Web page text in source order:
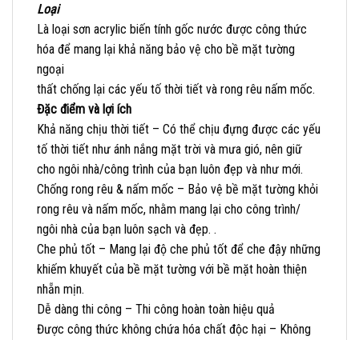
Loại
Là loại sơn acrylic biến tính gốc nước được công thức
hóa để mang lại khả năng bảo vệ cho bề mặt tường
ngoại
thất chống lại các yếu tố thời tiết và rong rêu nấm mốc.
Đặc điểm và lợi ích
Khả năng chịu thời tiết – Có thể chịu đựng được các yếu
tố thời tiết như ánh nắng mặt trời và mưa gió, nên giữ
cho ngôi nhà/công trình của bạn luôn đẹp và như mới.
Chống rong rêu & nấm mốc – Bảo vệ bề mặt tường khỏi
rong rêu và nấm mốc, nhằm mang lại cho công trình/
ngôi nhà của bạn luôn sạch và đẹp. .
Che phủ tốt – Mang lại độ che phủ tốt để che đậy những
khiếm khuyết của bề mặt tường với bề mặt hoàn thiện
nhẵn mịn.
Dễ dàng thi công – Thi công hoàn toàn hiệu quả
Được công thức không chứa hóa chất độc hại – Không